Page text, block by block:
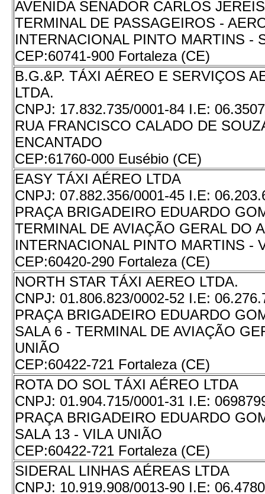
AVENIDA SENADOR CARLOS
TERMINAL DE PASSAGEIROS -
INTERNACIONAL PINTO MARTINS -
CEP:60741-900 Fortaleza (CE)
B.G.&P. TÁXI AÉREO E SERVIÇOS
LTDA.
CNPJ: 17.832.735/0001-84 I.E:
RUA FRANCISCO CALADO DE
ENCANTADO
CEP:61760-000 Eusébio (CE)
EASY TÁXI AÉREO LTDA
CNPJ: 07.882.356/0001-45 I.E:
PRAÇA BRIGADEIRO EDUARDO
TERMINAL DE AVIAÇÃO GERAL DO
INTERNACIONAL PINTO MARTINS -
CEP:60420-290 Fortaleza (CE)
NORTH STAR TÁXI AEREO LTDA.
CNPJ: 01.806.823/0002-52 I.E:
PRAÇA BRIGADEIRO EDUARDO
SALA 6 - TERMINAL DE AVIAÇÃO
UNIÃO
CEP:60422-721 Fortaleza (CE)
ROTA DO SOL TÁXI AÉREO LTDA
CNPJ: 01.904.715/0001-31 I.E:
PRAÇA BRIGADEIRO EDUARDO
SALA 13 - VILA UNIÃO
CEP:60422-721 Fortaleza (CE)
SIDERAL LINHAS AÉREAS LTDA
CNPJ: 10.919.908/0013-90 I.E: